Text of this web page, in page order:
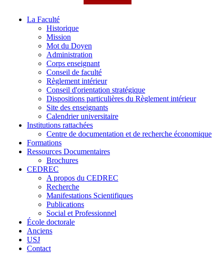
La Faculté
Historique
Mission
Mot du Doyen
Administration
Corps enseignant
Conseil de faculté
Règlement intérieur
Conseil d'orientation stratégique
Dispositions particulières du Règlement intérieur
Site des enseignants
Calendrier universitaire
Institutions rattachées
Centre de documentation et de recherche économique
Formations
Ressources Documentaires
Brochures
CEDREC
A propos du CEDREC
Recherche
Manifestations Scientifiques
Publications
Social et Professionnel
École doctorale
Anciens
USJ
Contact